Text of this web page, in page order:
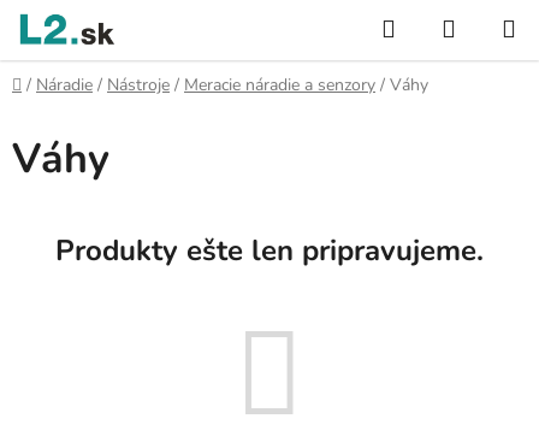
Prejsť
obsah
Hľadať
KOŠÍK
Domov
/ Náradie / Nástroje / Meracie náradie a senzory / Váhy
Váhy
Produkty ešte len pripravujeme.